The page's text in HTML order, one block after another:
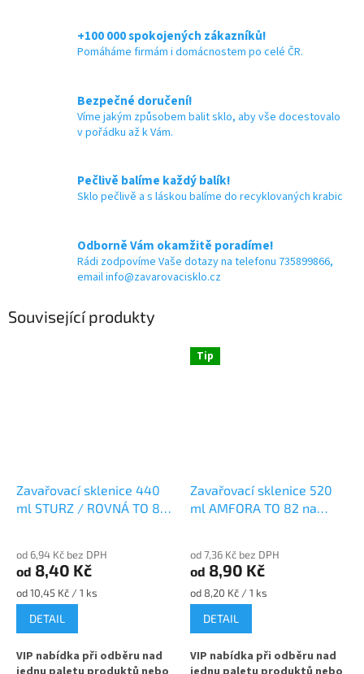
+100 000 spokojených zákazníků!
Pomáháme firmám i domácnostem po celé ČR.
Bezpečné doručení!
Víme jakým způsobem balit sklo, aby vše docestovalo
v pořádku až k Vám.
Pečlivě balíme každý balík!
Sklo pečlivě a s láskou balíme do recyklovaných krabic
Odborně Vám okamžitě poradíme!
Rádi zodpovíme Vaše dotazy na telefonu 735899866,
email info@zavarovacisklo.cz
Související produkty
Zavařovací sklenice 440
ml STURZ / ROVNÁ TO 82
od 6,94 Kč bez DPH
od 8,40 Kč
Měrná
cena:
od 10,45 Kč / 1 ks
DETAIL
VIP nabídka při odběru nad
Tip
Zavařovací sklenice 520
ml AMFORA TO 82 na
od 7,36 Kč bez DPH
od 8,90 Kč
Měrná
cena:
od 8,20 Kč / 1 ks
DETAIL
VIP nabídka při odběru nad